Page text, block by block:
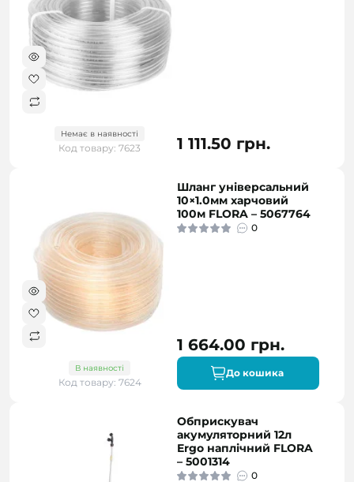
Немає в наявності
Код товару: 7623 1 111.50 грн.
В наявності
Код товару: 7624
Шланг універсальний
10×1.0мм харчовий
100м FLORA – 5067764
0
1 664.00 грн.
До кошика
Обприскувач
акумуляторний 12л
Ergo наплічний FLORA
– 5001314
0